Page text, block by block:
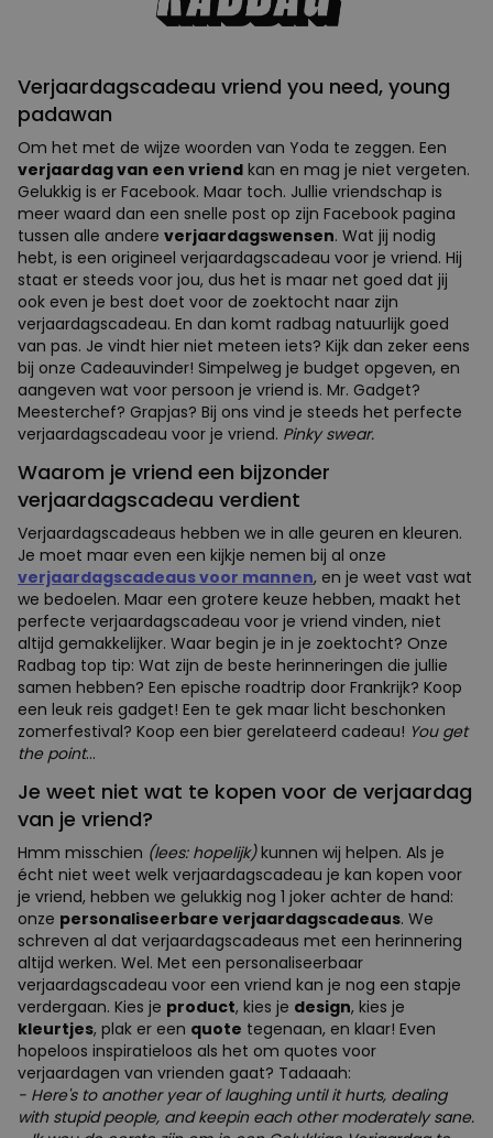
Verjaardagscadeau vriend you need, young
padawan
Om het met de wijze woorden van Yoda te zeggen. Een
verjaardag van een vriend kan en mag je niet vergeten.
Gelukkig is er Facebook. Maar toch. Jullie vriendschap is
meer waard dan een snelle post op zijn Facebook pagina
tussen alle andere verjaardagswensen. Wat jij nodig
hebt, is een origineel verjaardagscadeau voor je vriend. Hij
staat er steeds voor jou, dus het is maar net goed dat jij
ook even je best doet voor de zoektocht naar zijn
verjaardagscadeau. En dan komt radbag natuurlijk goed
van pas. Je vindt hier niet meteen iets? Kijk dan zeker eens
bij onze Cadeauvinder! Simpelweg je budget opgeven, en
aangeven wat voor persoon je vriend is. Mr. Gadget?
Meesterchef? Grapjas? Bij ons vind je steeds het perfecte
verjaardagscadeau voor je vriend. Pinky swear.
Waarom je vriend een bijzonder
verjaardagscadeau verdient
Verjaardagscadeaus hebben we in alle geuren en kleuren.
Je moet maar even een kijkje nemen bij al onze
verjaardagscadeaus voor mannen, en je weet vast wat
we bedoelen. Maar een grotere keuze hebben, maakt het
perfecte verjaardagscadeau voor je vriend vinden, niet
altijd gemakkelijker. Waar begin je in je zoektocht? Onze
Radbag top tip: Wat zijn de beste herinneringen die jullie
samen hebben? Een epische roadtrip door Frankrijk? Koop
een leuk reis gadget! Een te gek maar licht beschonken
zomerfestival? Koop een bier gerelateerd cadeau! You get
the point...
Je weet niet wat te kopen voor de verjaardag
van je vriend?
Hmm misschien (lees: hopelijk)kunnen wij helpen. Als je
écht niet weet welk verjaardagscadeau je kan kopen voor
je vriend, hebben we gelukkig nog 1 joker achter de hand:
onze personaliseerbare verjaardagscadeaus. We
schreven al dat verjaardagscadeaus met een herinnering
altijd werken. Wel. Met een personaliseerbaar
verjaardagscadeau voor een vriend kan je nog een stapje
verdergaan. Kies je product, kies je design, kies je
kleurtjes, plak er een quote tegenaan, en klaar! Even
hopeloos inspiratieloos als het om quotes voor
verjaardagen van vrienden gaat? Tadaaah:
- Here's to another year of laughing until it hurts, dealing
with stupid people, and keepin each other moderately sane.